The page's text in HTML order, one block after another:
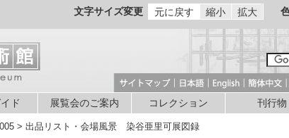
文字サイズ変更 元に戻す 縮小 拡大
ド 展覧会のご案内 コレクション 刊行物
> 出品リスト・会場風景 染谷亜里可展図録